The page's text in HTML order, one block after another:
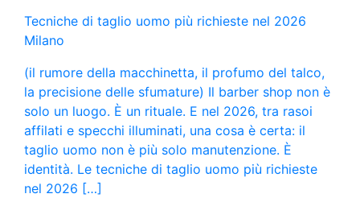
Tecniche di taglio uomo più richieste nel 2026
Milano
(il rumore della macchinetta, il profumo del talco,
la precisione delle sfumature) Il barber shop non è
solo un luogo. È un rituale. E nel 2026, tra rasoi
affilati e specchi illuminati, una cosa è certa: il
taglio uomo non è più solo manutenzione. È
identità. Le tecniche di taglio uomo più richieste
nel 2026 […]